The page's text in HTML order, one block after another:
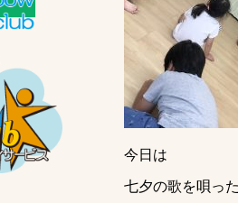
今日は
七夕の歌を唄っ